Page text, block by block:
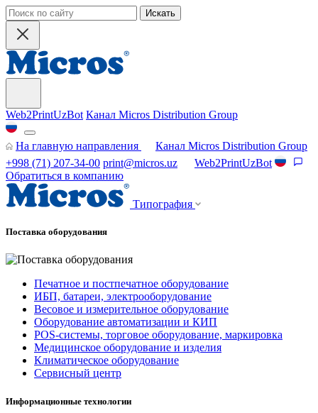
Искать
Web2PrintUzBot Канал Micros Distribution Group
На главную направления
Канал Micros Distribution Group
+998 (71) 207-34-00 print@micros.uz
Web2PrintUzBot
Обратиться в компанию
Типография
Поставка оборудования
Печатное и постпечатное оборудование
ИБП, батареи, электрооборудование
Весовое и измерительное оборудование
Оборудование автоматизации и КИП
POS-системы, торговое оборудование, маркировка
Медицинское оборудование и изделия
Климатическое оборудование
Сервисный центр
Информационные технологии